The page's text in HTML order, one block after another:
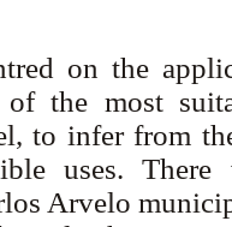
on the
of the most
to infer from
uses.
Arvelo